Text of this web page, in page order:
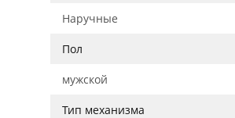
Наручные
Пол
мужской
Тип механизма